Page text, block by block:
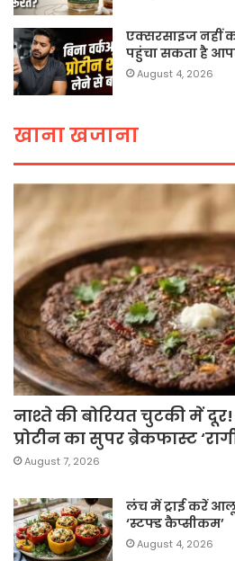
एक्सरसाइज नहीं
पहुंचा सकता है
August 4, 2026
खाना खजाना
नाश्ते की बोरियत चुटकी में
प्रोटीन का सुपर ब्रेकफास्ट
August 7, 2026
लंच में ट्राई करें
‘स्टफ्ड कैप्सीकम’
August 4, 2026